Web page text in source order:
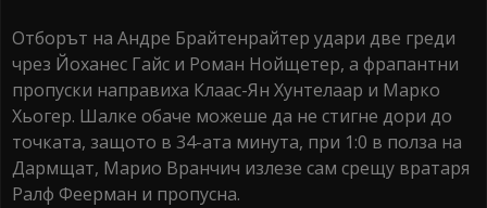
Отборът на Андре Брайтенрайтер удари две греди
чрез Йоханес Гайс и Роман Нойщетер, а фрапантни
пропуски направиха Клаас-Ян Хунтелаар и Марко
Хьогер. Шалке обаче можеше да не стигне дори до
точката, защото в 34-ата минута, при 1:0 в полза на
Дармщат, Марио Вранчич излезе сам срещу вратаря
Ралф Феерман и пропусна.